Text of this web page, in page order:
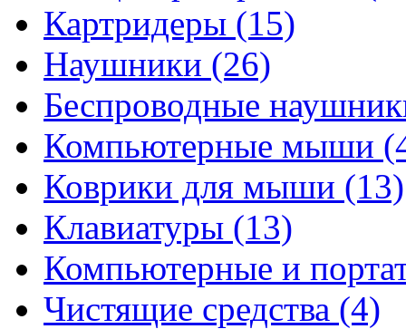
Картридеры (15)
Наушники (26)
Беспроводные
Компьютерные мыши
Коврики для мыши (13)
Клавиатуры (13)
Компьютерные и
Чистящие средства (4)